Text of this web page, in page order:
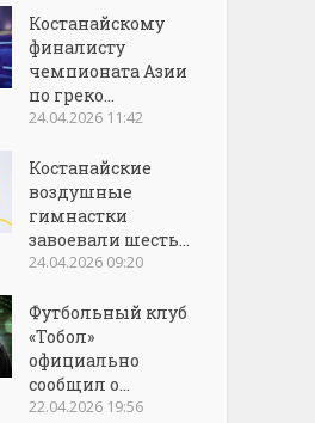
Костанайскому
финалисту
чемпионата Азии
по греко...
24.04.2026 11:42
Костанайские
воздушные
гимнастки
завоевали шесть...
24.04.2026 09:20
Футбольный клуб
«Тобол»
официально
сообщил о...
22.04.2026 19:56